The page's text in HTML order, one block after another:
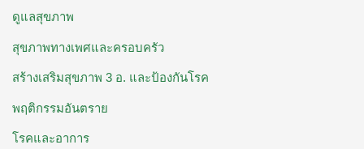
ดูแลสุขภาพ
สุขภาพทางเพศและครอบครัว
สร้างเสริมสุขภาพ 3 อ. ​และป้องกันโรค
พฤติกรรมอันตราย
โรคและอาการ